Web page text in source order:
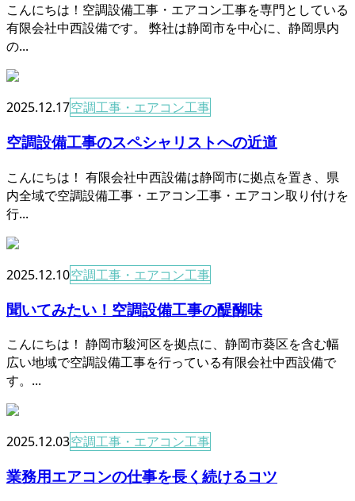
こんにちは！空調設備工事・エアコン工事を専門としている
有限会社中西設備です。 弊社は静岡市を中心に、静岡県内
の...
2025.12.17空調工事・エアコン工事
空調設備工事のスペシャリストへの近道
こんにちは！ 有限会社中西設備は静岡市に拠点を置き、県
内全域で空調設備工事・エアコン工事・エアコン取り付けを
行...
2025.12.10空調工事・エアコン工事
聞いてみたい！空調設備工事の醍醐味
こんにちは！ 静岡市駿河区を拠点に、静岡市葵区を含む幅
広い地域で空調設備工事を行っている有限会社中西設備で
す。...
2025.12.03空調工事・エアコン工事
業務用エアコンの仕事を長く続けるコツ